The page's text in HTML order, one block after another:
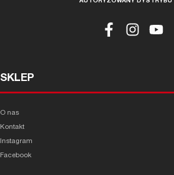
SKLEP
O nas
Kontakt
Instagram
Facebook